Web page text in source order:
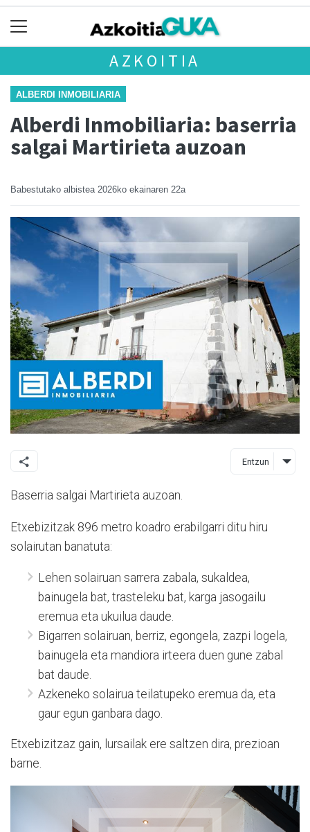
AZKOITIA
ALBERDI INMOBILIARIA
Alberdi Inmobiliaria: baserria
salgai Martirieta auzoan
Babestutako albistea 2026ko ekainaren 22a
Entzun
Baserria salgai Martirieta auzoan.
Etxebizitzak 896 metro koadro erabilgarri ditu hiru
solairutan banatuta:
Lehen solairuan sarrera zabala, sukaldea,
bainugela bat, trasteleku bat, karga jasogailu
eremua eta ukuilua daude.
Bigarren solairuan, berriz, egongela, zazpi logela,
bainugela eta mandiora irteera duen gune zabal
bat daude.
Azkeneko solairua teilatupeko eremua da, eta
gaur egun ganbara dago.
Etxebizitzaz gain, lursailak ere saltzen dira, prezioan
barne.